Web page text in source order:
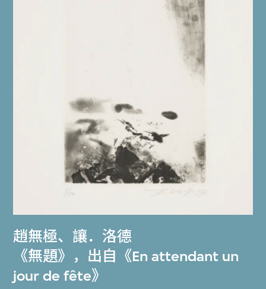
趙無極、 讓．洛德
《無題》，出自《En attendant un
jour de fête》